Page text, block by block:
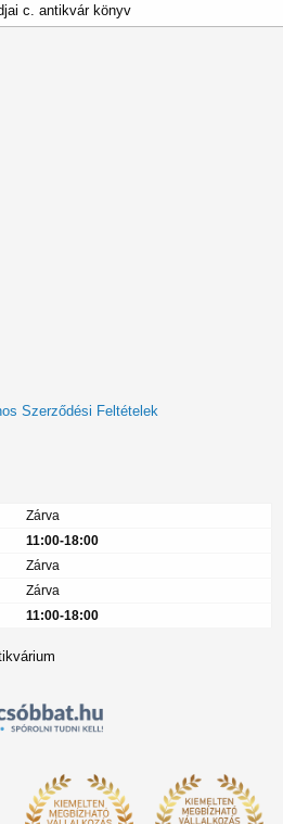
c. antikvár könyv
Szerződési Feltételek
Zárva
11:00-18:00
Zárva
Zárva
11:00-18:00